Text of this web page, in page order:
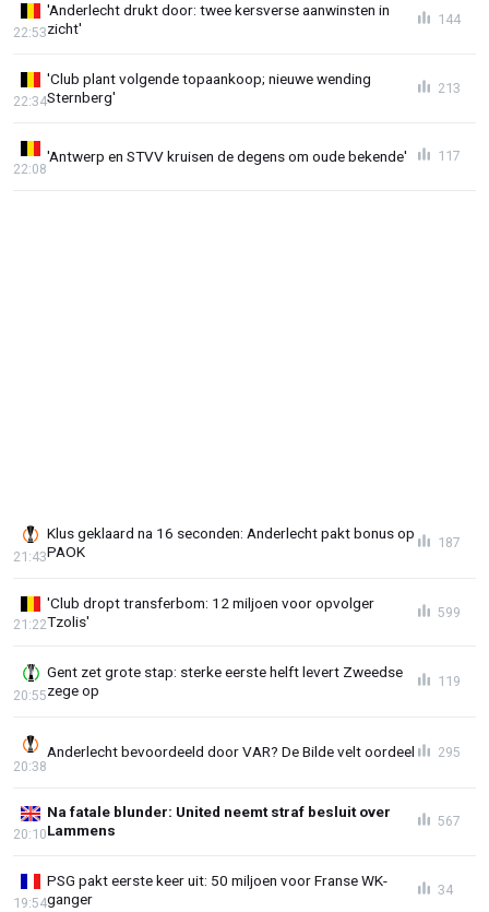
'Anderlecht drukt door: twee kersverse aanwinsten in
zicht'
22:53
144
'Club plant volgende topaankoop; nieuwe wending
Sternberg'
22:34
213
'Antwerp en STVV kruisen de degens om oude bekende'
22:08
117
Klus geklaard na 16 seconden: Anderlecht pakt bonus op
PAOK
21:43
187
'Club dropt transferbom: 12 miljoen voor opvolger
Tzolis'
21:22
599
Gent zet grote stap: sterke eerste helft levert Zweedse
zege op
20:55
119
Anderlecht bevoordeeld door VAR? De Bilde velt oordeel
20:38
295
Na fatale blunder: United neemt straf besluit over
Lammens
20:10
567
PSG pakt eerste keer uit: 50 miljoen voor Franse WK-
ganger
19:54
34